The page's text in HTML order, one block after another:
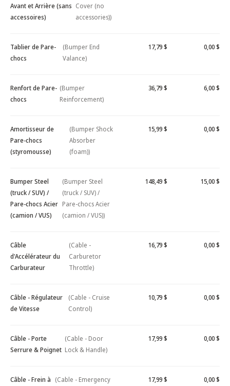
Avant et Arrière (sans
accessoires)
Cover (no
accessories))
Tablier de Pare-
chocs
(Bumper End
Valance)
17,79 $ 0,00 $
Renfort de Pare-
chocs
(Bumper
Reinforcement)
36,79 $ 6,00 $
Amortisseur de
Pare-chocs
(styromousse)
(Bumper Shock
Absorber
(foam))
15,99 $ 0,00 $
Bumper Steel
(truck / SUV) /
Pare-chocs Acier
(camion / VUS)
(Bumper Steel
(truck / SUV) /
Pare-chocs Acier
(camion / VUS))
148,49 $ 15,00 $
Câble
d'Accélérateur du
Carburateur
(Cable -
Carburetor
Throttle)
16,79 $ 0,00 $
Câble - Régulateur
de Vitesse
(Cable - Cruise
Control)
10,79 $ 0,00 $
Câble - Porte
Serrure & Poignet
(Cable - Door
Lock & Handle)
17,99 $ 0,00 $
Câble - Frein à (Cable - Emergency
17,99 $ 0,00 $